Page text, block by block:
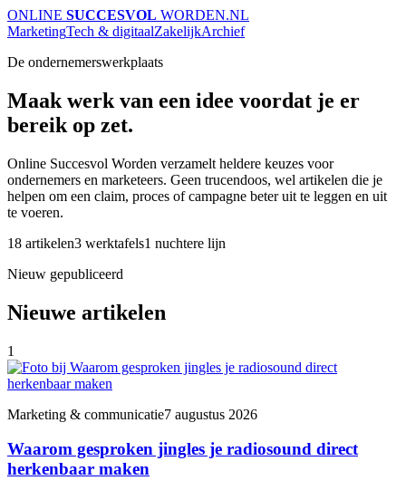
ONLINE SUCCESVOL WORDEN.NL
MarketingTech & digitaalZakelijkArchief
De ondernemerswerkplaats
Maak werk van een idee voordat je er
bereik op zet.
Online Succesvol Worden verzamelt heldere keuzes voor
ondernemers en marketeers. Geen trucendoos, wel artikelen die je
helpen om een claim, proces of campagne beter uit te leggen en uit
te voeren.
18 artikelen3 werktafels1 nuchtere lijn
Nieuw gepubliceerd
Nieuwe artikelen
1
Marketing & communicatie7 augustus 2026
Waarom gesproken jingles je radiosound direct
herkenbaar maken